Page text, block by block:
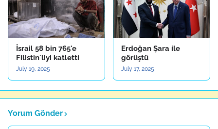
İsrail 58 bin 765'e
Filistin'liyi katletti
July 19, 2025
Erdoğan Şara ile
görüştü
July 17, 2025
Yorum Gönder